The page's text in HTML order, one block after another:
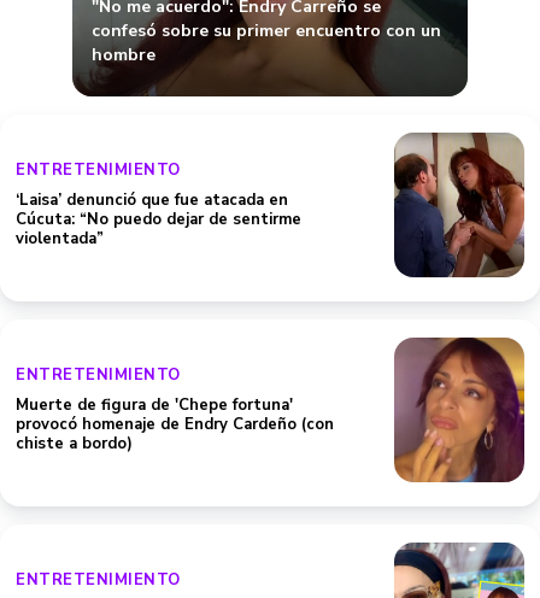
"No me acuerdo": Endry Carreño se
confesó sobre su primer encuentro con un
hombre
ENTRETENIMIENTO
‘Laisa’ denunció que fue atacada en
Cúcuta: “No puedo dejar de sentirme
violentada”
ENTRETENIMIENTO
Muerte de figura de 'Chepe fortuna'
provocó homenaje de Endry Cardeño (con
chiste a bordo)
ENTRETENIMIENTO